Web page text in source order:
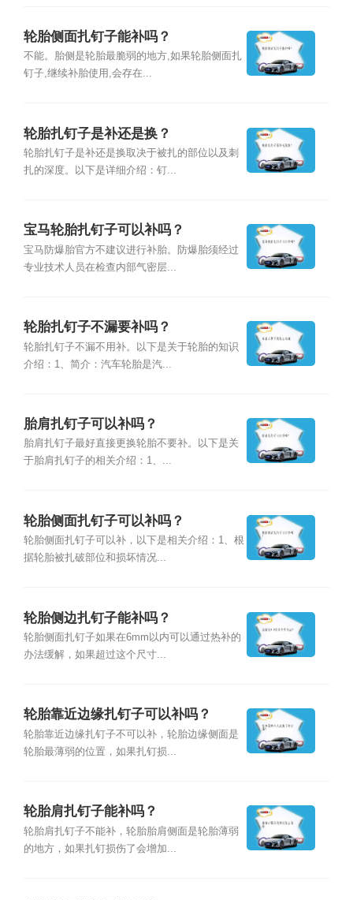
轮胎侧面扎钉子能补吗？
不能。胎侧是轮胎最脆弱的地方,如果轮胎侧面扎
钉子,继续补胎使用,会存在...
轮胎扎钉子是补还是换？
轮胎扎钉子是补还是换取决于被扎的部位以及刺
扎的深度。以下是详细介绍：钉...
宝马轮胎扎钉子可以补吗？
宝马防爆胎官方不建议进行补胎。防爆胎须经过
专业技术人员在检查内部气密层...
轮胎扎钉子不漏要补吗？
轮胎扎钉子不漏不用补。以下是关于轮胎的知识
介绍：1、简介：汽车轮胎是汽...
胎肩扎钉子可以补吗？
胎肩扎钉子最好直接更换轮胎不要补。以下是关
于胎肩扎钉子的相关介绍：1、...
轮胎侧面扎钉子可以补吗？
轮胎侧面扎钉子可以补，以下是相关介绍：1、根
据轮胎被扎破部位和损坏情况...
轮胎侧边扎钉子能补吗？
轮胎侧面扎钉子如果在6mm以内可以通过热补的
办法缓解，如果超过这个尺寸...
轮胎靠近边缘扎钉子可以补吗？
轮胎靠近边缘扎钉子不可以补，轮胎边缘侧面是
轮胎最薄弱的位置，如果扎钉损...
轮胎肩扎钉子能补吗？
轮胎肩扎钉子不能补，轮胎胎肩侧面是轮胎薄弱
的地方，如果扎钉损伤了会增加...